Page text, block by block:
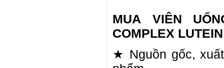
MUA VIÊN
COMPLEX
★ Nguồn gốc,